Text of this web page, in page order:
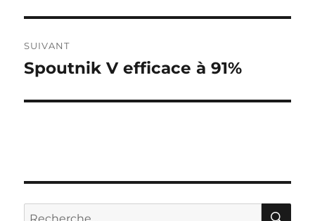
SUIVANT
Publication
Spoutnik V efficace à 91%
Recherche